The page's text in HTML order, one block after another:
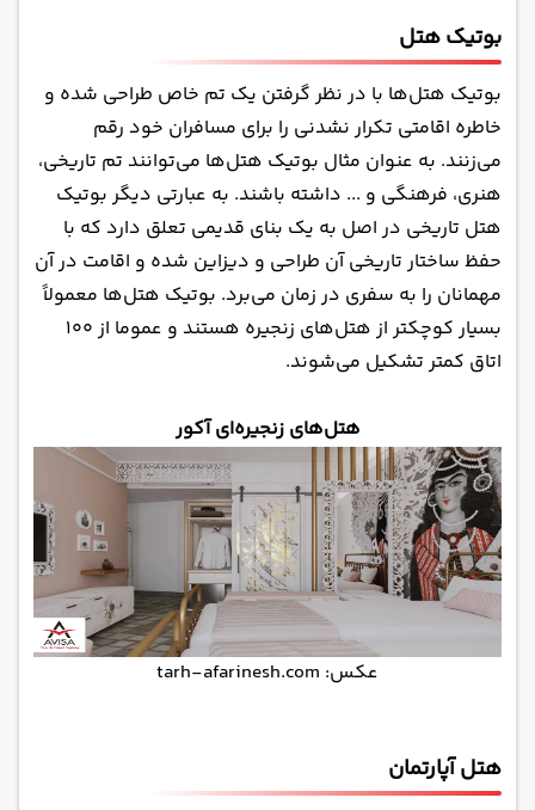
بوتیک هتل‌
بوتیک هتل‌ها با در نظر گرفتن یک تم خاص طراحی شده و
خاطره اقامتی تکرار نشدنی را برای مسافران خود رقم
می‌زنند. به عنوان مثال بوتیک هتل‌ها می‌توانند تم تاریخی،
هنری، فرهنگی و ... داشته باشند. به عبارتی دیگربوتیک
هتل تاریخی در اصل به یک بنای قدیمی تعلق دارد که با
حفظ ساختار تاریخی آن طراحی و دیزاین شده و اقامت در آن
مهمانان را به سفری در زمان می‌برد. بوتیک هتل‌ها معمولاً
بسیار کوچکتر از هتل‌های زنجیره هستند و عموما از ۱۰۰
اتاق کمتر تشکیل می‌شوند.
هتل‌های زنجیره‌ای آکور
عکس: tarh-afarinesh.com
هتل آپارتمان